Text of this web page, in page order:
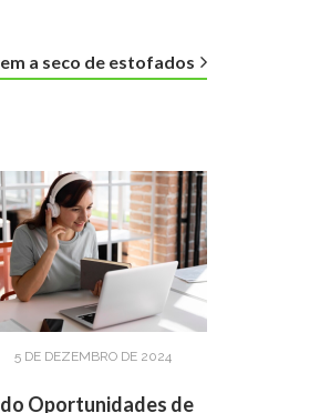
a seco de estofados
5 DE DEZEMBRO DE 2024
Oportunidades de